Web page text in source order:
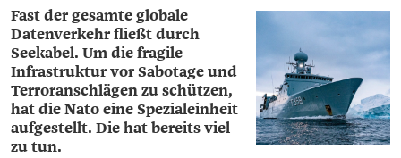
Fast der gesamte globale
Datenverkehr fließt durch
Seekabel. Um die fragile
Infrastruktur vor Sabotage und
Terror­anschlägen zu schützen,
hat die Nato eine Spezialeinheit
aufgestellt. Die hat bereits viel
zu tun.